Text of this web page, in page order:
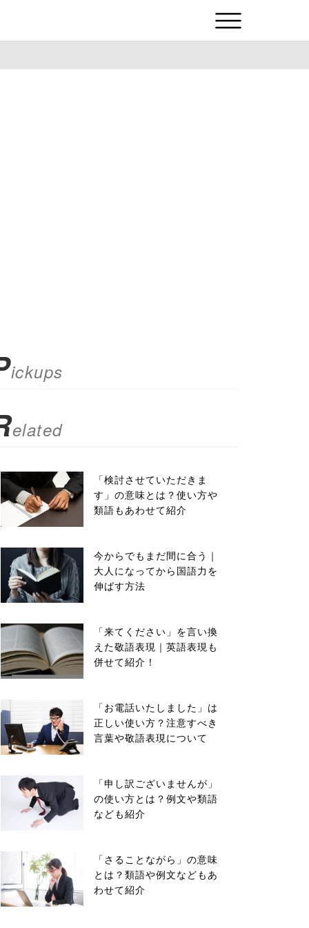
ickups
elated
「検討させていただきま
す」の意味とは？使い方や
類語もあわせて紹介
今からでもまだ間に合う｜
大人になってから国語力を
伸ばす方法
「来てください」を言い換
えた敬語表現｜英語表現も
併せて紹介！
「お電話いたしました」は
正しい使い方？注意すべき
言葉や敬語表現について
「申し訳ございませんが」
の使い方とは？例文や類語
なども紹介
「さることながら」の意味
とは？類語や例文などもあ
わせて紹介